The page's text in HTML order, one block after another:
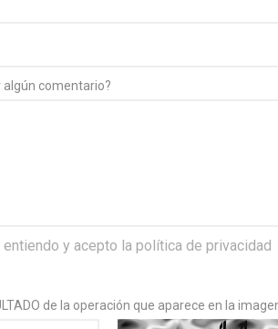
algún comentario?
entiendo y acepto la política de privacidad
de la operación que aparece en la